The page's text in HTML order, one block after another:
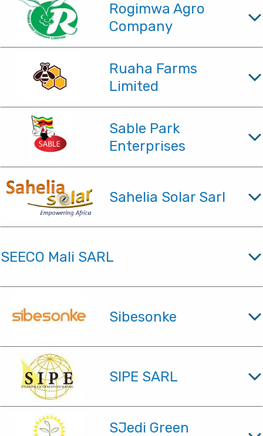
Rogimwa Agro
Company
Ruaha Farms
Limited
Sable Park
Enterprises
Sahelia Solar Sarl
SEECO Mali SARL
Sibesonke
SIPE SARL
SJedi Green